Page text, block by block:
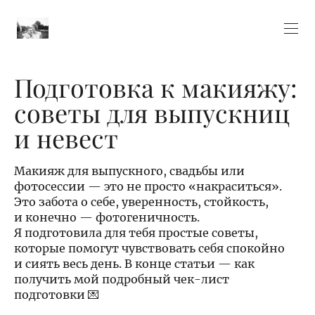
Подготовка к макияжу:
советы для выпускниц
и невест
Макияж для выпускного, свадьбы или
фотосессии — это не просто «накраситься».
Это забота о себе, уверенность, стойкость,
и конечно — фотогеничность.
Я подготовила для тебя простые советы,
которые помогут чувствовать себя спокойно
и сиять весь день. В конце статьи — как
получить мой подробный чек-лист
подготовки 💌